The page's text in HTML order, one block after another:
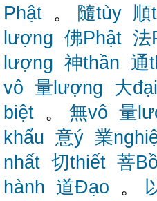
Phật 。 隨tùy 順
lượng 佛Phật 法
lượng 神thần 通
vô 量lượng 大đại
biệt 。 無vô 量
khẩu 意ý 業
nhất 切thiết 菩Bồ
hành 道Đạo 。